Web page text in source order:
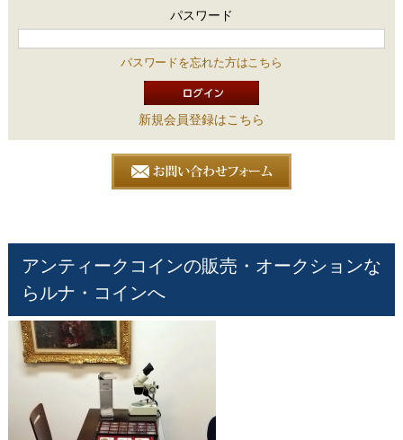
パスワード
パスワードを忘れた方はこちら
新規会員登録はこちら
アンティークコインの販売・オークションな
らルナ・コインへ